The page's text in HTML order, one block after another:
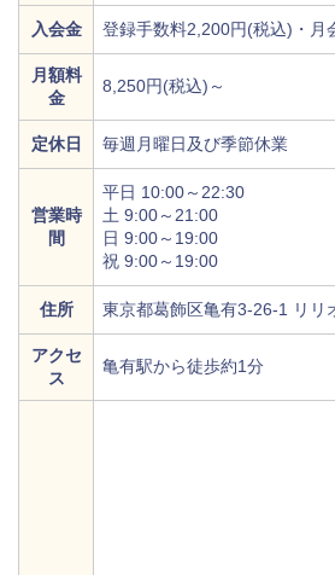
入会金 登録手数料2,200円(税込)・月
月額料
金
8,250円(税込)～
定休日 毎週月曜日及び季節休業
営業時
間
平日 10:00～22:30
土 9:00～21:00
日 9:00～19:00
祝 9:00～19:00
住所 東京都葛飾区亀有3-26-1 リリ
アクセ
ス
亀有駅から徒歩約1分